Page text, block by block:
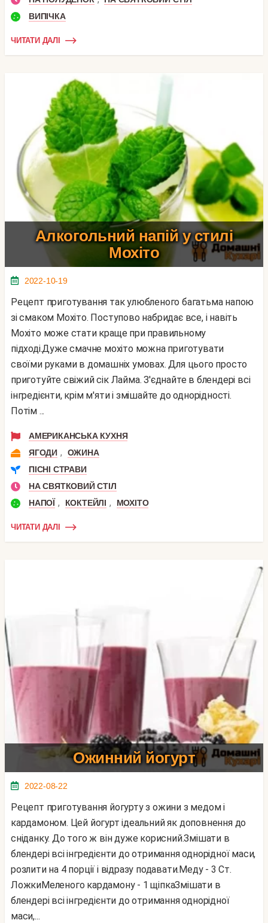
ВИПІЧКА
ЧИТАТИ ДАЛІ
Алкогольний напій у стилі
Мохіто
2022-10-19
Рецепт приготування так улюбленого багатьма напою
зі смаком Мохіто. Поступово набридає все, і навіть
Мохіто може стати краще при правильному
підході.Дуже смачне мохіто можна приготувати
своїми руками в домашніх умовах. Для цього просто
приготуйте свіжий сік Лайма. З'єднайте в блендері всі
інгредієнти, крім м'яти і змішайте до однорідності.
Потім ...
АМЕРИКАНСЬКА КУХНЯ
ЯГОДИ ,
ОЖИНА
ПІСНІ СТРАВИ
НА СВЯТКОВИЙ СТІЛ
НАПОЇ , КОКТЕЙЛІ , МОХІТО
ЧИТАТИ ДАЛІ
Ожинний йогурт
2022-08-22
Рецепт приготування йогурту з ожини з медом і
кардамоном. Цей йогурт ідеальний як доповнення до
сніданку. До того ж він дуже корисний.Змішати в
блендері всі інгредієнти до отримання однорідної маси,
розлити на 4 порції і відразу подавати.Меду - 3 Ст.
ЛожкиМеленого кардамону - 1 щіпкаЗмішати в
блендері всі інгредієнти до отримання однорідної
маси,...